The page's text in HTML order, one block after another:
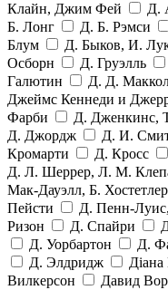
Клайн, Джим Фей
Д.
Б. Лонг
Д. Б. Рэмси
Блум
Д. Быков, И.
Осборн
Д. Груэлль
Галютин
Д. Д.
Джеймс Кеннеди и
Фарби
Д. Дженкинс,
Д. Джордж
Д. И.
Кромарти
Д. Кросс
Д. Л. Шеррер, Л. М.
Мак-Дауэлл, Б. Хостетлер
Пейсти
Д. Пенн-
Ризон
Д. Спайри
Д. Уорбартон
Д.
Д. Элдридж
Вилкерсон
Давид